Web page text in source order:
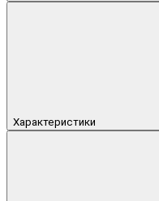
Характеристики